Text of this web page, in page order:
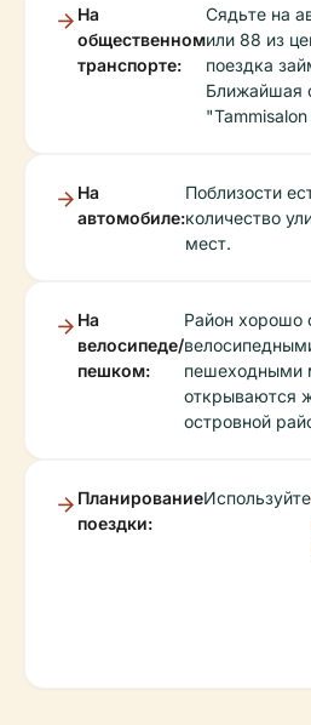
На
общественном
транспорте:
Сядьте на
или 88 из
поездка
Ближайшая
На
автомобиле:
Поблизости
количество
мест.
На
велосипеде/
пешком:
Район хорошо
пешеходными
открываются
островной
Планирование
поездки:
Используйте